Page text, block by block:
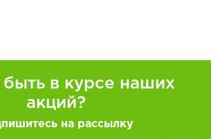
быть в курсе наших
акций?
на рассылку